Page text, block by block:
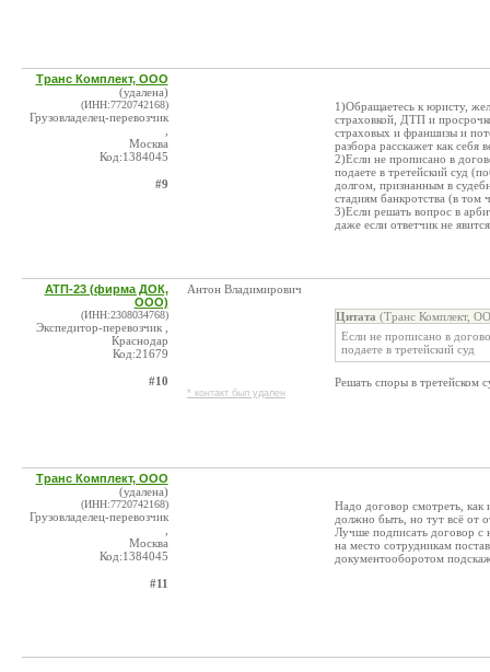
Транс Комплект, ООО
(удалена)
(ИНН:7720742168)
Грузовладелец-перевозчик
Москва
Код:1384045
#9
1)Обращаетесь к юристу,
страховкой, ДТП и
страховых и франшизы и
разбора расскажет как себя
2)Если не прописано в
подаете в третейский суд
долгом, признанным в
стадиям банкротства (в том
3)Если решать вопрос в
даже если ответчик не
АТП-23 (фирма ДОК,
ООО)
(ИНН:2308034768)
Экспедитор-перевозчик ,
Краснодар
Код:21679
#10
Антон Владимирович
* контакт был удален
Цитата (Транс Комплект,
Если не прописано в
подаете в третейский суд
Решать споры в третейском
Транс Комплект, ООО
(удалена)
(ИНН:7720742168)
Грузовладелец-перевозчик
Москва
Код:1384045
#11
Надо договор смотреть, как
должно быть, но тут всё от
Лучше подписать договор с
на место сотрудникам
документооборотом